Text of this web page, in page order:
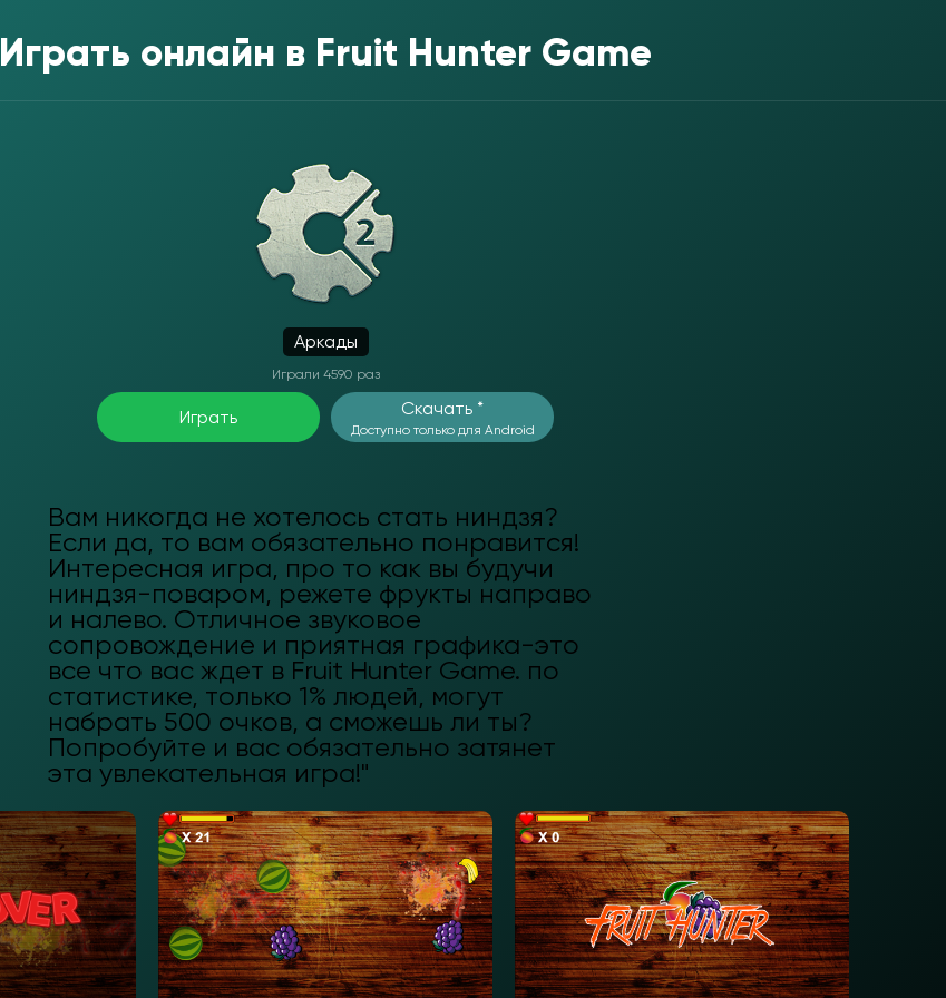
Играть онлайн в Fruit Hunter Game
Аркады
Играли 4590 раз
Играть Скачать *
Доступно только для Android
Вам никогда не хотелось стать ниндзя?
Если да, то вам обязательно понравится!
Интересная игра, про то как вы будучи
ниндзя-поваром, режете фрукты направо
и налево. Отличное звуковое
сопровождение и приятная графика-это
все что вас ждет в Fruit Hunter Game. по
статистике, только 1% людей, могут
набрать 500 очков, а сможешь ли ты?
Попробуйте и вас обязательно затянет
эта увлекательная игра!"